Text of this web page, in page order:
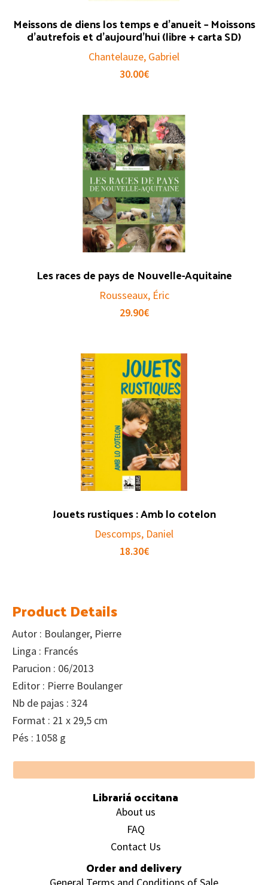
Meissons de diens los temps e d’anueit – Moissons
d’autrefois et d’aujourd’hui (libre + carta SD)
Chantelauze, Gabriel
30.00€
Les races de pays de Nouvelle-Aquitaine
Rousseaux, Éric
29.90€
Jouets rustiques : Amb lo cotelon
Descomps, Daniel
18.30€
Product Details
Autor : Boulanger, Pierre
Linga : Francés
Parucion : 06/2013
Editor : Pierre Boulanger
Nb de pajas : 324
Format : 21 x 29,5 cm
Pés : 1058 g
Footer
Librariá occitana
About us
FAQ
Contact Us
Order and delivery